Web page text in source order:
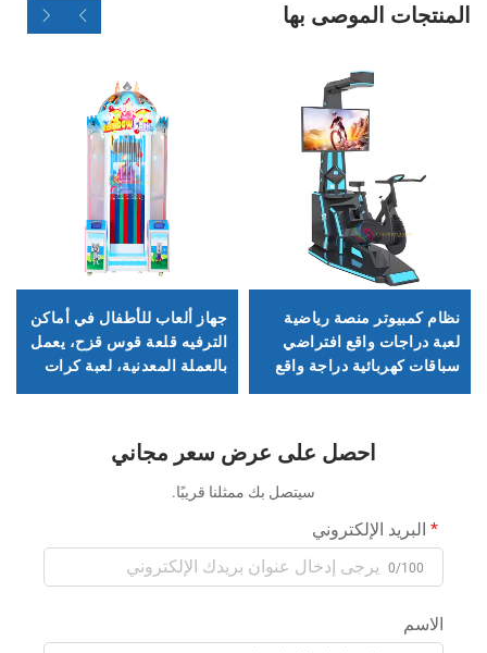
المنتجات الموصى بها
نظام كمبيوتر منصة رياضية
لعبة دراجات واقع افتراضي
سباقات كهربائية دراجة واقع
جهاز ألعاب للأطفال في أماكن
الترفيه قلعة قوس قزح، يعمل
بالعملة المعدنية، لعبة كرات
احصل على عرض سعر مجاني
سيتصل بك ممثلنا قريبًا.
البريد الإلكتروني
0/100
الاسم